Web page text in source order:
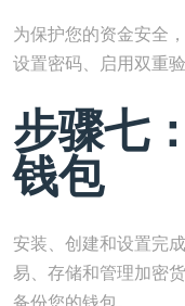
为保护您的资金安全
设置密码、启用双重
步骤七
钱包
安装、创建和设置完
易、存储和管理加密